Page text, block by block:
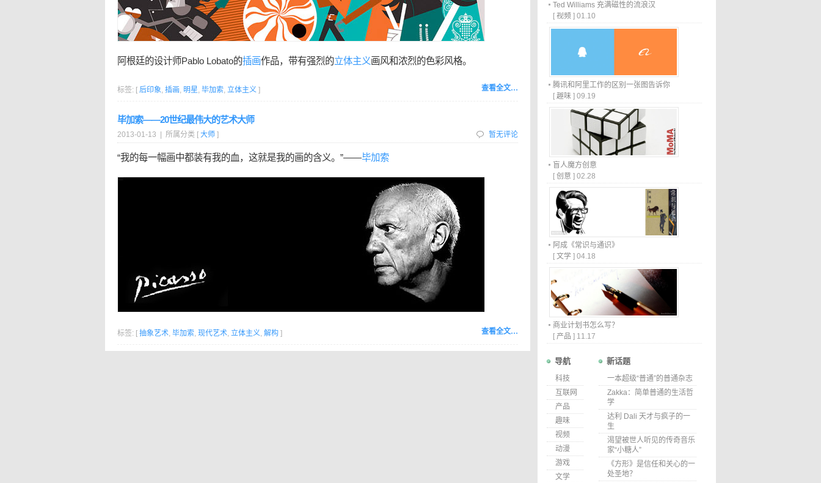
阿根廷的设计师Pablo Lobato的插画作品，带有强烈的立体主义画风和浓烈的色彩风格。
查看全文…
标签: [ 后印象, 插画, 明星, 毕加索, 立体主义 ]
毕加索——20世纪最伟大的艺术大师
2013-01-13 | 所属分类 [ 大师 ] 暂无评论
“我的每一幅画中都装有我的血，这就是我的画的含义。”——毕加索
查看全文…
标签: [ 抽象艺术, 毕加索, 现代艺术, 立体主义, 解构 ]
Ted Williams 充满磁性的流浪汉
[ 视频 ] 01.10
腾讯和阿里工作的区别一张图告诉你
[ 趣味 ] 09.19
盲人魔方创意
[ 创意 ] 02.28
阿成《常识与通识》
[ 文学 ] 04.18
商业计划书怎么写？
[ 产品 ] 11.17
导航
科技
互联网
产品
趣味
视频
动漫
游戏
文学
新话题
一本超级“普通”的普通杂志
Zakka：简单普通的生活哲
学
达利 Dali 天才与疯子的一
生
渴望被世人听见的传奇音乐
家“小糖人”
《方形》是信任和关心的一
处圣地？